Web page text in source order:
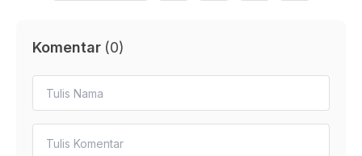
Komentar (0)